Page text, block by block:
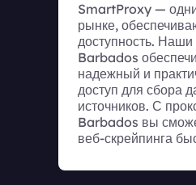
SmartProxy —
рынке,
доступность.
Barbados
надежный и
доступ для сбора
источников. С
Barbados вы
веб-скрейпинга